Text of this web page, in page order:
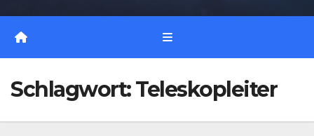
Schlagwort:Teleskopleiter